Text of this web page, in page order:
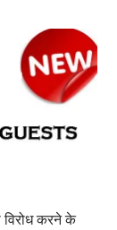
विरोध करने के